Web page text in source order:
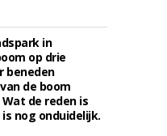
in
op drie
beneden
de boom
de reden is
nog onduidelijk.